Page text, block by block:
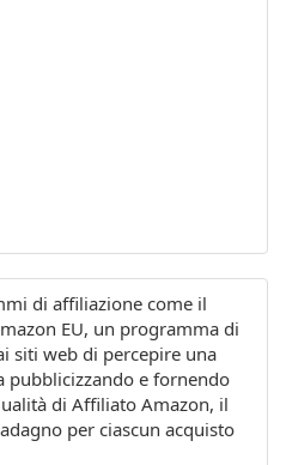
di affiliazione come il
EU, un programma di
siti web di percepire una
e fornendo
di Affiliato Amazon, il
per ciascun acquisto